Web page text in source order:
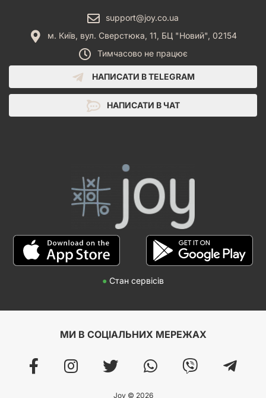
support@joy.co.ua
м. Київ, вул. Сверстюка, 11, БЦ "Новий", 02154
Тимчасово не працює
НАПИСАТИ В TELEGRAM
НАПИСАТИ В ЧАТ
● Стан сервісів
МИ В СОЦІАЛЬНИХ МЕРЕЖАХ
Joy © 2026